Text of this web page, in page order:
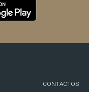
CONTACTOS